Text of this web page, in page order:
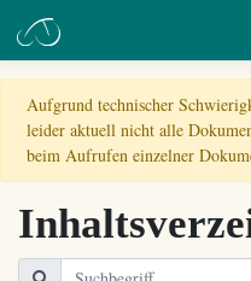
Aufgrund technischer
leider aktuell nicht alle
beim Aufrufen einzelner